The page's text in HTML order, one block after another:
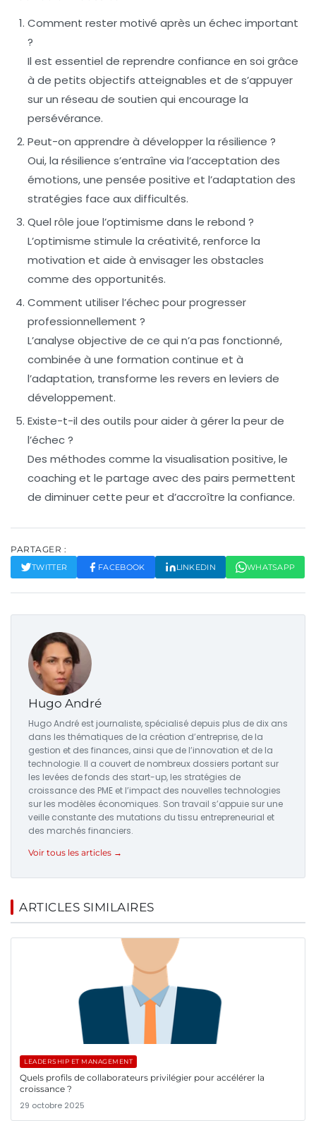
Comment rester motivé après un échec important
?
Il est essentiel de reprendre confiance en soi grâce
à de petits objectifs atteignables et de s’appuyer
sur un réseau de soutien qui encourage la
persévérance.
Peut-on apprendre à développer la résilience ?
Oui, la résilience s’entraîne via l’acceptation des
émotions, une pensée positive et l’adaptation des
stratégies face aux difficultés.
Quel rôle joue l’optimisme dans le rebond ?
L’optimisme stimule la créativité, renforce la
motivation et aide à envisager les obstacles
comme des opportunités.
Comment utiliser l’échec pour progresser
professionnellement ?
L’analyse objective de ce qui n’a pas fonctionné,
combinée à une formation continue et à
l’adaptation, transforme les revers en leviers de
développement.
Existe-t-il des outils pour aider à gérer la peur de
l’échec ?
Des méthodes comme la visualisation positive, le
coaching et le partage avec des pairs permettent
de diminuer cette peur et d’accroître la confiance.
PARTAGER :
TWITTER FACEBOOK LINKEDIN WHATSAPP
Hugo André
Hugo André est journaliste, spécialisé depuis plus de dix ans
dans les thématiques de la création d’entreprise, de la
gestion et des finances, ainsi que de l’innovation et de la
technologie. Il a couvert de nombreux dossiers portant sur
les levées de fonds des start-up, les stratégies de
croissance des PME et l’impact des nouvelles technologies
sur les modèles économiques. Son travail s’appuie sur une
veille constante des mutations du tissu entrepreneurial et
des marchés financiers.
Voir tous les articles →
ARTICLES SIMILAIRES
LEADERSHIP ET MANAGEMENT
Quels profils de collaborateurs privilégier pour accélérer la
croissance ?
29 octobre 2025